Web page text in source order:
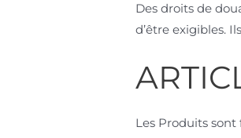
Des droits de
d’être exigibles.
Les Produits